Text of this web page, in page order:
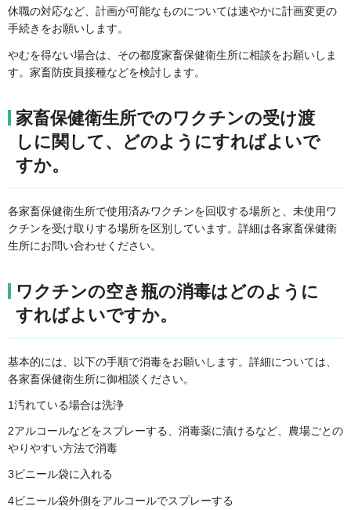
休職の対応など、計画が可能なものについては速やかに計画変更の
手続きをお願いします。
やむを得ない場合は、その都度家畜保健衛生所に相談をお願いしま
す。家畜防疫員接種などを検討します。
家畜保健衛生所でのワクチンの受け渡
しに関して、どのようにすればよいで
すか。
各家畜保健衛生所で使用済みワクチンを回収する場所と、未使用ワ
クチンを受け取りする場所を区別しています。詳細は各家畜保健衛
生所にお問い合わせください。
ワクチンの空き瓶の消毒はどのように
すればよいですか。
基本的には、以下の手順で消毒をお願いします。詳細については、
各家畜保健衛生所に御相談ください。
1汚れている場合は洗浄
2アルコールなどをスプレーする、消毒薬に漬けるなど、農場ごとの
やりやすい方法で消毒
3ビニール袋に入れる
4ビニール袋外側をアルコールでスプレーする